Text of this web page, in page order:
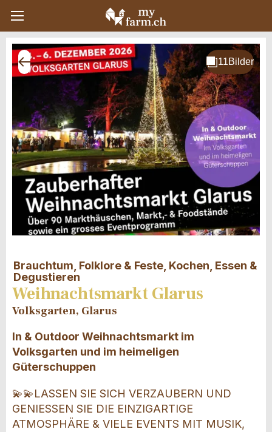
Brauchtum, Folklore & Feste, Kochen, Essen &
Degustieren
Weihnachtsmarkt Glarus
Volksgarten, Glarus
In & Outdoor Weihnachtsmarkt im
Volksgarten und im heimeligen
Güterschuppen
💫💫LASSEN SIE SICH VERZAUBERN UND
GENIESSEN SIE DIE EINZIGARTIGE
ATMOSPHÄRE & VIELE EVENTS MIT MUSIK,